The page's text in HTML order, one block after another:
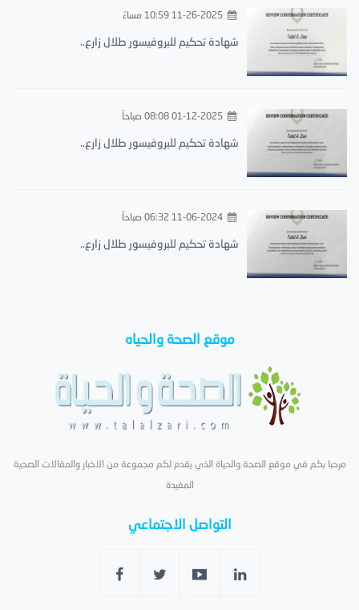
11-26-2025 10:59 مساءً
شهادة تحكيم للبروفيسور طلال زارع..
01-12-2025 08:08 صباحاً
شهادة تحكيم للبروفيسور طلال زارع..
11-06-2024 06:32 صباحاً
شهادة تحكيم للبروفيسور طلال زارع..
موقع الصحة والحياه
مرحبا بكم في موقع الصحة والحياة الذي يقدم لكم مجموعة من الاخبار والمقالات الصحية
المفيدة
التواصل الاجتماعي